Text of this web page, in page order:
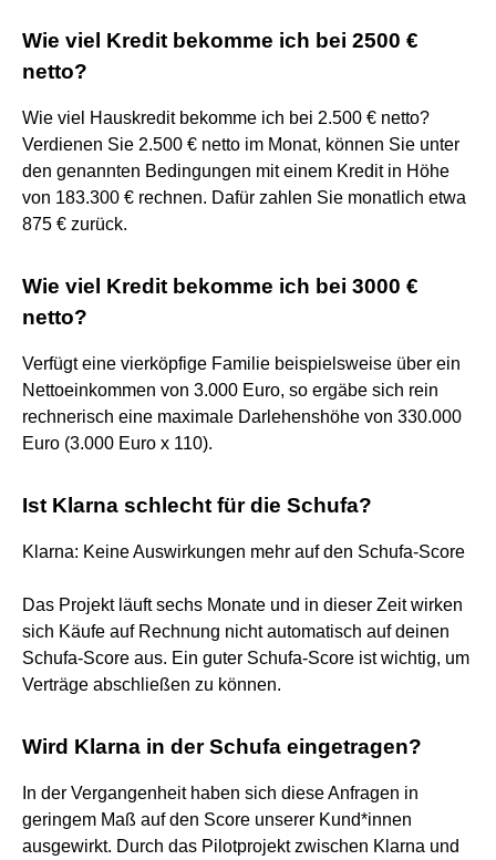
Wie viel Kredit bekomme ich bei 2500 €
netto?
Wie viel Hauskredit bekomme ich bei 2.500 € netto?
Verdienen Sie 2.500 € netto im Monat, können Sie unter
den genannten Bedingungen mit einem Kredit in Höhe
von 183.300 € rechnen. Dafür zahlen Sie monatlich etwa
875 € zurück.
Wie viel Kredit bekomme ich bei 3000 €
netto?
Verfügt eine vierköpfige Familie beispielsweise über ein
Nettoeinkommen von 3.000 Euro, so ergäbe sich rein
rechnerisch eine maximale Darlehenshöhe von 330.000
Euro (3.000 Euro x 110).
Ist Klarna schlecht für die Schufa?
Klarna: Keine Auswirkungen mehr auf den Schufa-Score
Das Projekt läuft sechs Monate und in dieser Zeit wirken
sich Käufe auf Rechnung nicht automatisch auf deinen
Schufa-Score aus. Ein guter Schufa-Score ist wichtig, um
Verträge abschließen zu können.
Wird Klarna in der Schufa eingetragen?
In der Vergangenheit haben sich diese Anfragen in
geringem Maß auf den Score unserer Kund*innen
ausgewirkt. Durch das Pilotprojekt zwischen Klarna und